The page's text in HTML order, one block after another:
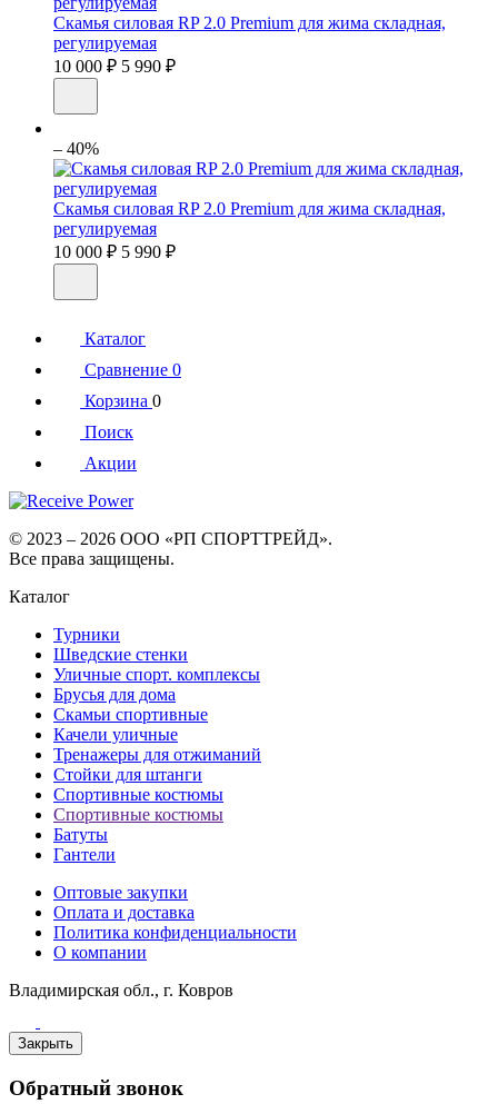
Скамья силовая RP 2.0 Premium для жима складная,
регулируемая
10 000 ₽ 5 990 ₽
– 40%
Скамья силовая RP 2.0 Premium для жима складная,
регулируемая
10 000 ₽ 5 990 ₽
Каталог
Сравнение 0
Корзина 0
Поиск
Акции
© 2023 – 2026 ООО «РП СПОРТТРЕЙД».
Все права защищены.
Каталог
Турники
Шведские стенки
Уличные спорт. комплексы
Брусья для дома
Скамьи спортивные
Качели уличные
Тренажеры для отжиманий
Стойки для штанги
Спортивные костюмы
Спортивные костюмы
Батуты
Гантели
Оптовые закупки
Оплата и доставка
Политика конфиденциальности
О компании
Владимирская обл., г. Ковров
Закрыть
Обратный звонок